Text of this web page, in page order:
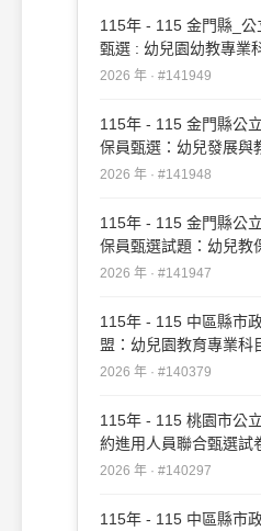
115年 - 115 金門縣_
甄選 : 幼兒園幼教專業
2026 年 · #141949
115年 - 115 金門縣公
保員甄選：幼兒發展與
2026 年 · #141948
115年 - 115 金門縣公
保員甄選試題：幼兒教
2026 年 · #141947
115年 - 115 中區縣市
盟：幼兒園教育專業科
育比重)#140379
2026 年 · #140379
115年 - 115 桃園市公
約進用人員聯合甄選試
#140297
2026 年 · #140297
115年 - 115 中區縣市